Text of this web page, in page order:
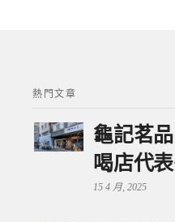
熱門文章
龜記茗
喝店代
15 4 月, 2025